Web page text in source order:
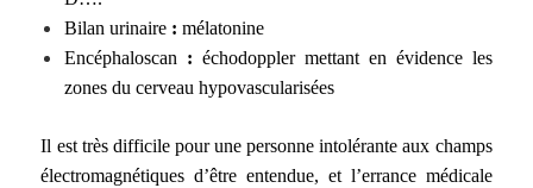
Bilan urinaire :mélatonine
Encéphaloscan :échodoppler mettant en évidence les
zones du cerveau hypovascularisées
Il est très difficile pour une personne intolérante aux champs
électromagnétiques d’être entendue, et l’errance médicale